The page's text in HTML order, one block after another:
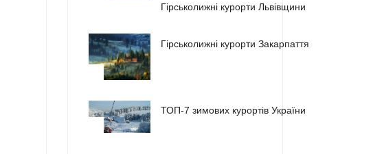
Гірськолижні курорти Львівщини
Гірськолижні курорти Закарпаття
ТОП-7 зимових курортів України